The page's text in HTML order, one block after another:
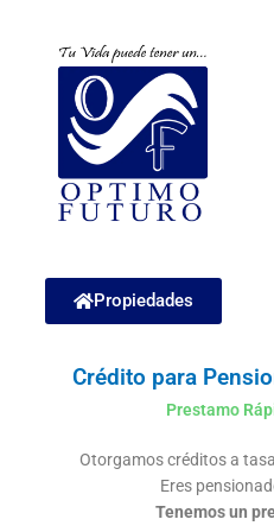
contenido
Propiedades
Crédito para
Prestamo
Otorgamos créditos a
Eres
Tenemos un